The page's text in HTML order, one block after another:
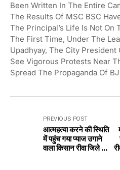
Been Written In The Entire
The Results Of MSC BSC
The Principal’s Life Is Not On
The First Time, Under The
Upadhyay, The City President
See Vigorous Protests Near
Spread The Propaganda Of
PREVIOUS POST
आत्महत्या करने की स्थिति
में पहुंच गया प्याज उगाने
वाला किसान रीवा जिले का